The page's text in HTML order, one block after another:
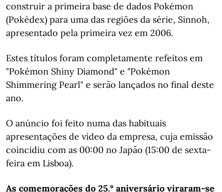
construir a primeira base de dados Pokémon
(Pokédex) para uma das regiões da série, Sinnoh,
apresentado pela primeira vez em 2006.
Estes títulos foram completamente refeitos em
"Pokémon Shiny Diamond" e "Pokémon
Shimmering Pearl" e serão lançados no final deste
ano.
O anúncio foi feito numa das habituais
apresentações de vídeo da empresa, cuja emissão
coincidiu com as 00:00 no Japão (15:00 de sexta-
feira em Lisboa).
As comemorações do 25.º aniversário viraram-se